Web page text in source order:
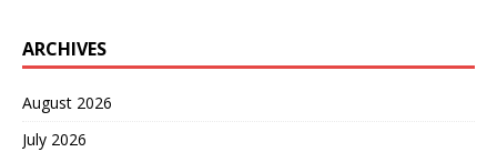
ARCHIVES
August 2026
July 2026